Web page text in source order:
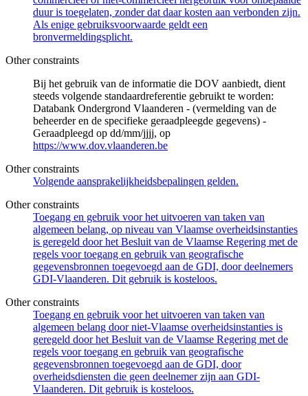
duur is toegelaten, zonder dat daar kosten aan verbonden zijn.
Als enige gebruiksvoorwaarde geldt een
bronvermeldingsplicht.
Other constraints
Bij het gebruik van de informatie die DOV aanbiedt, dient
steeds volgende standaardreferentie gebruikt te worden:
Databank Ondergrond Vlaanderen - (vermelding van de
beheerder en de specifieke geraadpleegde gegevens) -
Geraadpleegd op dd/mm/jjjj, op
https://www.dov.vlaanderen.be
Other constraints
Volgende aansprakelijkheidsbepalingen gelden.
Other constraints
Toegang en gebruik voor het uitvoeren van taken van
algemeen belang, op niveau van Vlaamse overheidsinstanties
is geregeld door het Besluit van de Vlaamse Regering met de
regels voor toegang en gebruik van geografische
gegevensbronnen toegevoegd aan de GDI, door deelnemers
GDI-Vlaanderen. Dit gebruik is kosteloos.
Other constraints
Toegang en gebruik voor het uitvoeren van taken van
algemeen belang door niet-Vlaamse overheidsinstanties is
geregeld door het Besluit van de Vlaamse Regering met de
regels voor toegang en gebruik van geografische
gegevensbronnen toegevoegd aan de GDI, door
overheidsdiensten die geen deelnemer zijn aan GDI-
Vlaanderen. Dit gebruik is kosteloos.